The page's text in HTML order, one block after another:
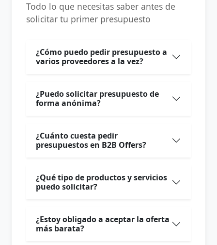
Todo lo que necesitas saber antes de
solicitar tu primer presupuesto
¿Cómo puedo pedir presupuesto a
varios proveedores a la vez?
¿Puedo solicitar presupuesto de
forma anónima?
¿Cuánto cuesta pedir
presupuestos en B2B Offers?
¿Qué tipo de productos y servicios
puedo solicitar?
¿Estoy obligado a aceptar la oferta
más barata?